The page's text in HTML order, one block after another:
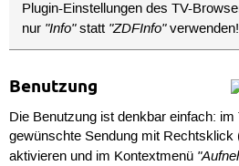
Plugin-Einstellungen des TV-
nur "Info"statt "ZDFInfo"verwenden!
Benutzung
Die Benutzung ist denkbar einfach:
gewünschte Sendung mit Rechtsklick
aktivieren und im Kontextmenü